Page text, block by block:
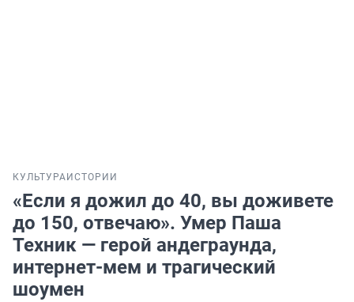
КУЛЬТУРА ИСТОРИИ
«Если я дожил до 40, вы доживете
до 150, отвечаю». Умер Паша
Техник — герой андеграунда,
интернет-мем и трагический
шоумен